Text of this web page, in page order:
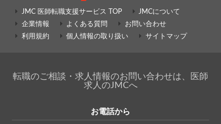
JMC 医師転職支援サービス TOP
JMCについて
企業情報
よくある質問
お問い合わせ
利用規約
個人情報の取り扱い サイトマップ
転職のご相談・求人情報のお問い合わせは、医師
求人のJMCへ
お電話から